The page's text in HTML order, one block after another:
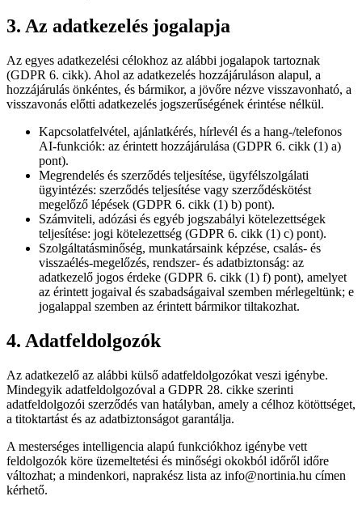
3. Az adatkezelés jogalapja
Az egyes adatkezelési célokhoz az alábbi jogalapok tartoznak
(GDPR 6. cikk). Ahol az adatkezelés hozzájáruláson alapul, a
hozzájárulás önkéntes, és bármikor, a jövőre nézve visszavonható, a
visszavonás előtti adatkezelés jogszerűségének érintése nélkül.
Kapcsolatfelvétel, ajánlatkérés, hírlevél és a hang-/telefonos
AI-funkciók: az érintett hozzájárulása (GDPR 6. cikk (1) a)
pont).
Megrendelés és szerződés teljesítése, ügyfélszolgálati
ügyintézés: szerződés teljesítése vagy szerződéskötést
megelőző lépések (GDPR 6. cikk (1) b) pont).
Számviteli, adózási és egyéb jogszabályi kötelezettségek
teljesítése: jogi kötelezettség (GDPR 6. cikk (1) c) pont).
Szolgáltatásminőség, munkatársaink képzése, csalás- és
visszaélés-megelőzés, rendszer- és adatbiztonság: az
adatkezelő jogos érdeke (GDPR 6. cikk (1) f) pont), amelyet
az érintett jogaival és szabadságaival szemben mérlegeltünk; e
jogalappal szemben az érintett bármikor tiltakozhat.
4. Adatfeldolgozók
Az adatkezelő az alábbi külső adatfeldolgozókat veszi igénybe.
Mindegyik adatfeldolgozóval a GDPR 28. cikke szerinti
adatfeldolgozói szerződés van hatályban, amely a célhoz kötöttséget,
a titoktartást és az adatbiztonságot garantálja.
A mesterséges intelligencia alapú funkciókhoz igénybe vett
feldolgozók köre üzemeltetési és minőségi okokból időről időre
változhat; a mindenkori, naprakész lista az info@nortinia.hu címen
kérhető.